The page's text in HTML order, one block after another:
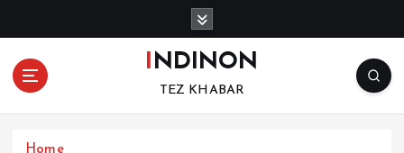
o
INDINON
TEZ KHABAR
Home